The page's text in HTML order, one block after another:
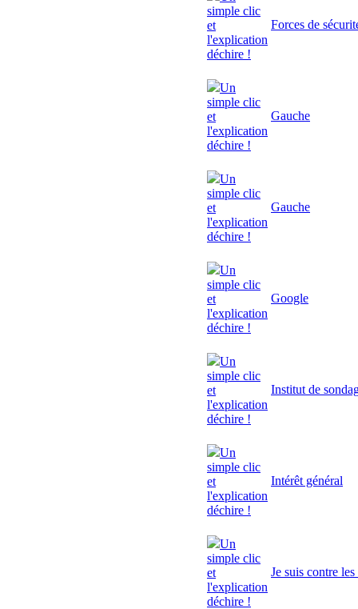
simple clic
et
l'explication
déchire !
Forces de
Un
simple clic
et
l'explication
déchire !
Gauche
Un
simple clic
et
l'explication
déchire !
Gauche
Un
simple clic
et
l'explication
déchire !
Google
Un
simple clic
et
l'explication
déchire !
Institut de
Un
simple clic
et
l'explication
déchire !
Intérêt général
Un
simple clic
et
l'explication
déchire !
Je suis contre